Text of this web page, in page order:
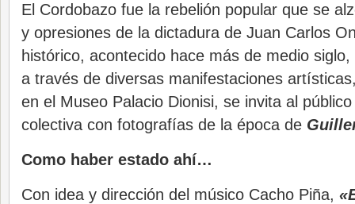
El Cordobazo fue la rebelión popular que se
y opresiones de la dictadura de Juan Carlos
histórico, acontecido hace más de medio
a través de diversas manifestaciones
en el Museo Palacio Dionisi, se invita al
colectiva con fotografías de la época de
Como haber estado ahí…
Con idea y dirección del músico Cacho Piña,